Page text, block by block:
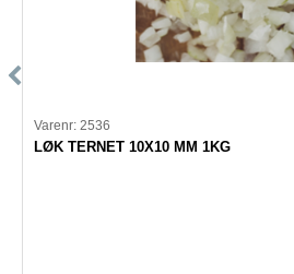
Varenr: 2536
LØK TERNET 10X10 MM 1KG